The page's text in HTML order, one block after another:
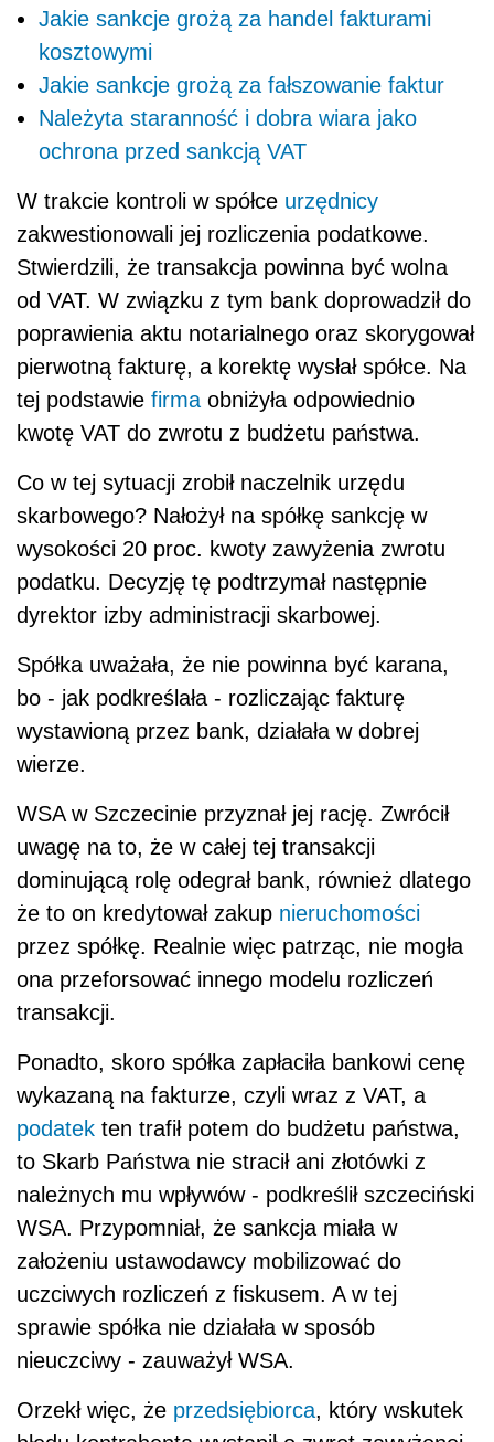
Jakie sankcje grożą za handel fakturami
kosztowymi
Jakie sankcje grożą za fałszowanie faktur
Należyta staranność i dobra wiara jako
ochrona przed sankcją VAT
W trakcie kontroli w spółce urzędnicy
zakwestionowali jej rozliczenia podatkowe.
Stwierdzili, że transakcja powinna być wolna
od VAT. W związku z tym bank doprowadził do
poprawienia aktu notarialnego oraz skorygował
pierwotną fakturę, a korektę wysłał spółce. Na
tej podstawie firma obniżyła odpowiednio
kwotę VAT do zwrotu z budżetu państwa.
Co w tej sytuacji zrobił naczelnik urzędu
skarbowego? Nałożył na spółkę sankcję w
wysokości 20 proc. kwoty zawyżenia zwrotu
podatku. Decyzję tę podtrzymał następnie
dyrektor izby administracji skarbowej.
Spółka uważała, że nie powinna być karana,
bo - jak podkreślała - rozliczając fakturę
wystawioną przez bank, działała w dobrej
wierze.
WSA w Szczecinie przyznał jej rację. Zwrócił
uwagę na to, że w całej tej transakcji
dominującą rolę odegrał bank, również dlatego
że to on kredytował zakup nieruchomości
przez spółkę. Realnie więc patrząc, nie mogła
ona przeforsować innego modelu rozliczeń
transakcji.
Ponadto, skoro spółka zapłaciła bankowi cenę
wykazaną na fakturze, czyli wraz z VAT, a
podatek ten trafił potem do budżetu państwa,
to Skarb Państwa nie stracił ani złotówki z
należnych mu wpływów - podkreślił szczeciński
WSA. Przypomniał, że sankcja miała w
założeniu ustawodawcy mobilizować do
uczciwych rozliczeń z fiskusem. A w tej
sprawie spółka nie działała w sposób
nieuczciwy - zauważył WSA.
Orzekł więc, że przedsiębiorca, który wskutek